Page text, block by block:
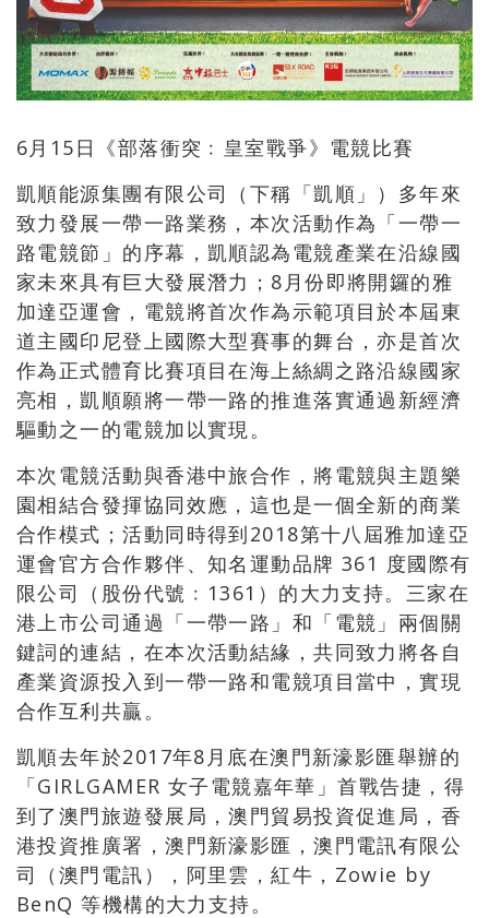
6月15日《部落衝突﹕皇室戰爭》電競比賽
凱順能源集團有限公司（下稱「凱順」）多年來
致力發展一帶一路業務，本次活動作為「一帶一
路電競節」的序幕，凱順認為電競產業在沿線國
家未來具有巨大發展潛力；8月份即將開鑼的雅
加達亞運會，電競將首次作為示範項目於本屆東
道主國印尼登上國際大型賽事的舞台，亦是首次
作為正式體育比賽項目在海上絲綢之路沿線國家
亮相，凱順願將一帶一路的推進落實通過新經濟
驅動之一的電競加以實現。
本次電競活動與香港中旅合作，將電競與主題樂
園相結合發揮協同效應，這也是一個全新的商業
合作模式；活動同時得到2018第十八屆雅加達亞
運會官方合作夥伴、知名運動品牌 361 度國際有
限公司（股份代號﹕1361）的大力支持。三家在
港上市公司通過「一帶一路」和「電競」兩個關
鍵詞的連結，在本次活動結緣，共同致力將各自
產業資源投入到一帶一路和電競項目當中，實現
合作互利共贏。
凱順去年於2017年8月底在澳門新濠影匯舉辦的
「GIRLGAMER 女子電競嘉年華」首戰告捷，得
到了澳門旅遊發展局，澳門貿易投資促進局，香
港投資推廣署，澳門新濠影匯，澳門電訊有限公
司（澳門電訊），阿里雲，紅牛，Zowie by
BenQ 等機構的大力支持。